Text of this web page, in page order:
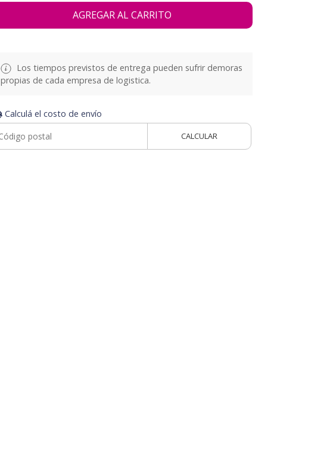
AGREGAR AL CARRITO
Los tiempos previstos de entrega pueden sufrir demoras
propias de cada empresa de logistica.
Calculá el costo de envío
CALCULAR